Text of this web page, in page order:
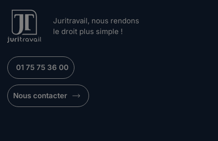
Juritravail, nous rendons
le droit plus simple !
01 75 75 36 00
Nous contacter